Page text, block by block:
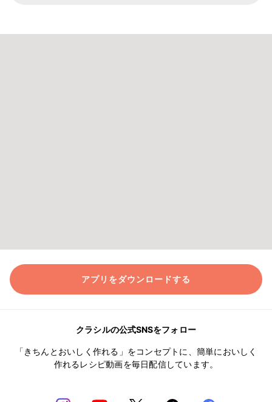
アプリをダウンロードする
クラシルの公式SNSをフォロー
「きちんとおいしく作れる」をコンセプトに、簡単においしく
作れるレシピ動画を毎日配信しています。